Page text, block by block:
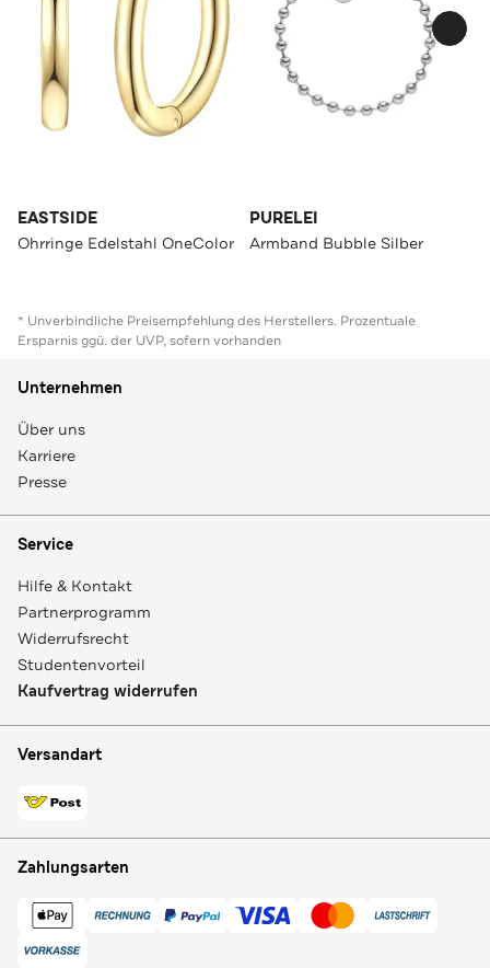
EASTSIDE
Ohrringe Edelstahl OneColor
PURELEI
Armband Bubble Silber
* Unverbindliche Preisempfehlung des Herstellers. Prozentuale
Ersparnis ggü. der UVP, sofern vorhanden
Unternehmen
Über uns
Karriere
Presse
Service
Hilfe & Kontakt
Partnerprogramm
Widerrufsrecht
Studentenvorteil
Kaufvertrag widerrufen
Versandart
Zahlungsarten